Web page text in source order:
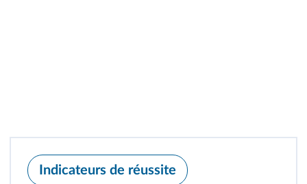
Indicateurs de réussite